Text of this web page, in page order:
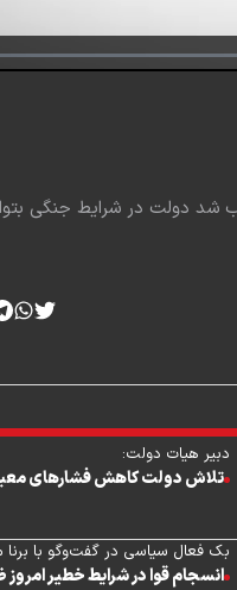
دولت در شرایط جنگی
دبیر هیات دولت:
تلاش دولت کاهش فشارهای
بک فعال سیاسی در گفت‌وگو با برنا
انسجام قوا در شرایط خطیر